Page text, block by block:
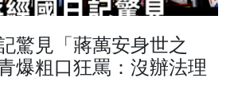
驚見「蔣萬安身世之
爆粗口狂罵：沒辦法理